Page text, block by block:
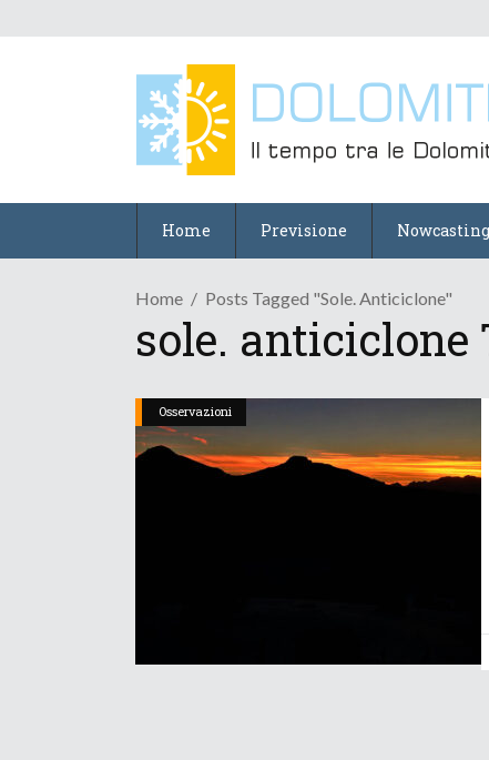
Home Previsione Nowcasting
Home Posts Tagged "sole. Anticiclone"
sole. anticiclone
Osservazioni